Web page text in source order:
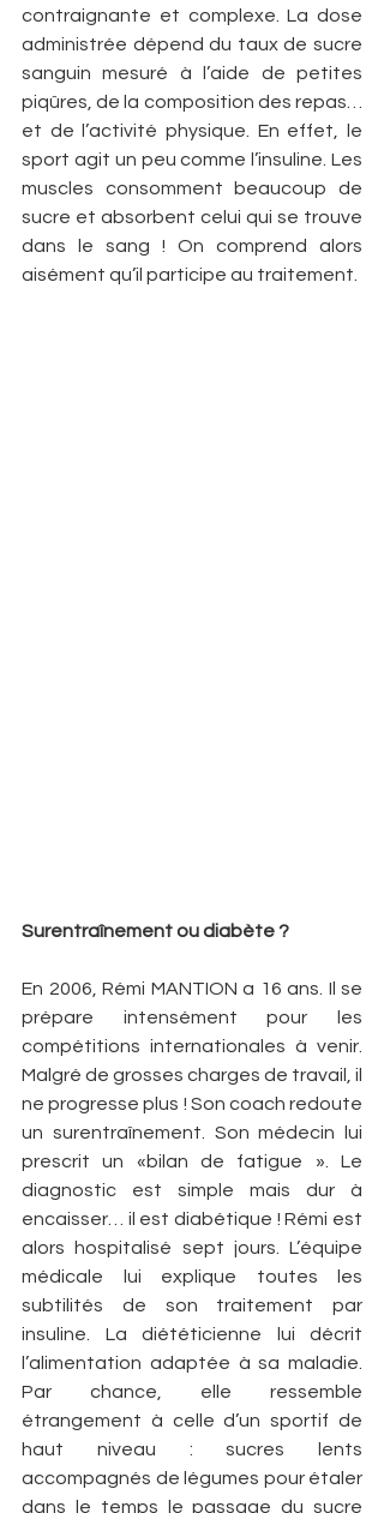
contraignante et complexe. La dose
administrée dépend du taux de sucre
sanguin mesuré à l’aide de petites
piqûres, de la composition des repas…
et de l’activité physique. En effet, le
sport agit un peu comme l’insuline. Les
muscles consomment beaucoup de
sucre et absorbent celui qui se trouve
dans le sang ! On comprend alors
aisément qu’il participe au traitement.
Surentraînement ou diabète ?
En 2006, Rémi MANTION a 16 ans. Il se
prépare intensément pour les
compétitions internationales à venir.
Malgré de grosses charges de travail, il
ne progresse plus ! Son coach redoute
un surentraînement. Son médecin lui
prescrit un «­bilan de fatigue ». Le
diagnostic est simple mais dur à
encaisser… il est diabétique ! Rémi est
alors hospitalisé sept jours. L’équipe
médicale lui explique toutes les
subtilités de son traitement par
insuline. La diététicienne lui décrit
l’alimentation adaptée à sa maladie.
Par chance, elle ressemble
étrangement à celle d’un sportif de
haut niveau : sucres lents
accompagnés de légumes pour étaler
dans le temps le passage du sucre